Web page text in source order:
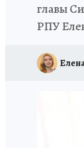
главы
РПУ